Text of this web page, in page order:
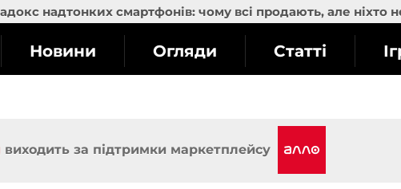
надтонких смартфонів: чому всі продають, але ніхто
Новини Огляди Статті
виходить за підтримки маркетплейсу